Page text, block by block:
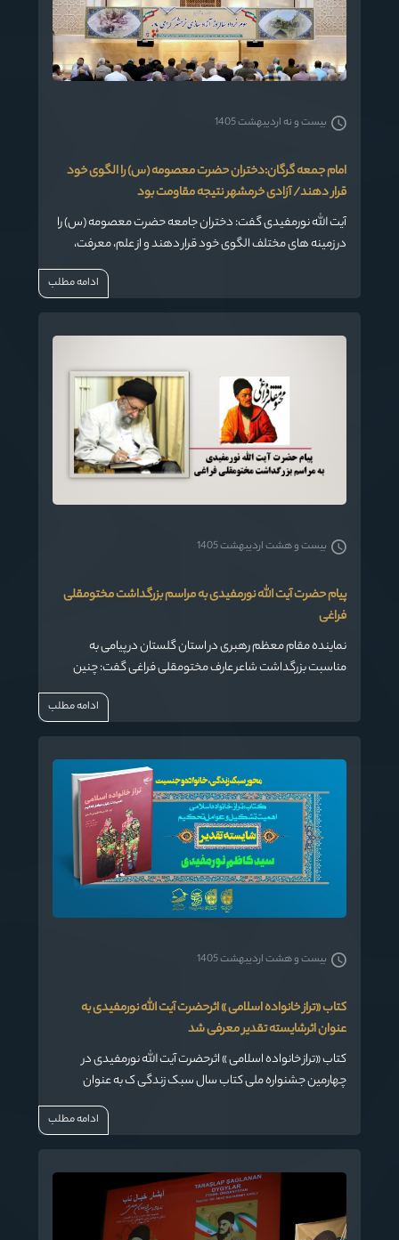
امام جمعه گرگان:دختران حضرت معصومه (س) را الگوی خود
قرار دهند/ آزادی خرمشهر نتیجه مقاومت بود
آیت الله نورمفیدی گفت: دختران جامعه حضرت معصومه (س) را
در زمینه های مختلف الگوی خود قرار دهند و از علم، معرفت،
عبادت و جهاد حضرت معصومه (س) الگو بگیرند و باید افتخار
کنند که شخصیتی همچون آن حضرت الگوی آنها باشد
بیست و نه اردیبهشت 1405
ادامه مطلب
پیام حضرت آیت الله نورمفیدی به مراسم بزرگداشت مختومقلی
فراغی
نماینده مقام معظم رهبری در استان گلستان در پیامی به
مناسبت بزرگداشت شاعر عارف مختومقلی فراغی گفت: چنین
رادمردانی که از بینش الهی سیراب گشته اند، همواره یاد و
خاطرشان در ذهن همه ی انسان های حق طلب جهان باقی
بیست و هشت اردیبهشت 1405
ادامه مطلب
کتاب «تراز خانواده اسلامی » اثرحضرت آیت الله نورمفیدی به
عنوان اثرشایسته تقدیر معرفی شد
کتاب «تراز خانواده اسلامی » اثرحضرت آیت الله نورمفیدی در
چهارمین جشنواره ملی کتاب سال سبک زندگی ک به عنوان
بیست و هشت اردیبهشت 1405
ادامه مطلب